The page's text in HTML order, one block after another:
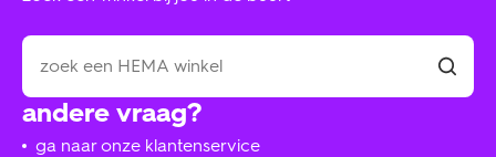
andere vraag?
ga naar onze klantenservice